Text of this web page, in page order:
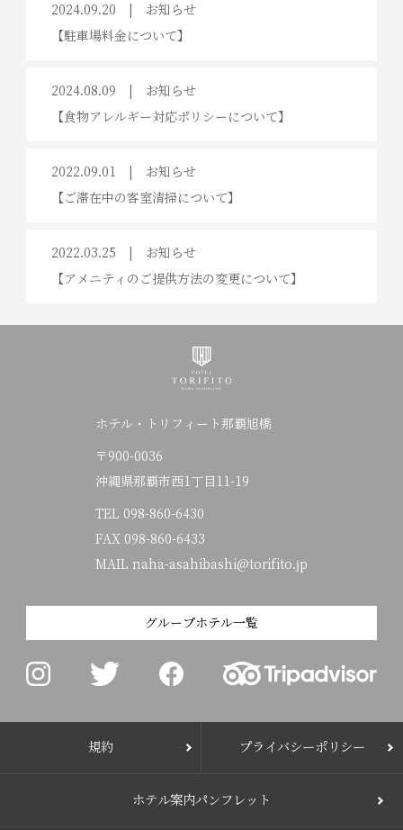
2024.09.20
お知らせ
【駐車場料金について】
2024.08.09
お知らせ
【食物アレルギー対応ポリシーについて】
2022.09.01
お知らせ
【ご滞在中の客室清掃について】
2022.03.25
お知らせ
【アメニティのご提供方法の変更について】
ホテル・トリフィート那覇旭橋
〒900-0036
沖縄県那覇市西1丁目11-19
TEL 098-860-6430
FAX 098-860-6433
MAIL naha-asahibashi@torifito.jp
グループホテル一覧
規約 プライバシーポリシー
ホテル案内パンフレット